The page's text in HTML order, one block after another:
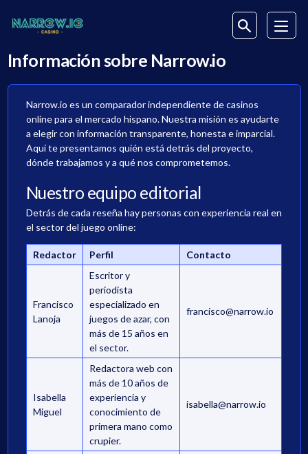
Información sobre Narrow.io
Narrow.io es un comparador independiente de casinos
online para el mercado hispano. Nuestra misión es ayudarte
a elegir con información transparente, honesta e imparcial.
Aquí te presentamos quién está detrás del proyecto,
dónde trabajamos y a qué nos comprometemos.
Nuestro equipo editorial
Detrás de cada reseña hay personas con experiencia real en
el sector del juego online:
Redactor Perfil Contacto
Francisco
Lanoja
Escritor y
periodista
especializado en
juegos de azar, con
más de 15 años en
el sector.
francisco@narrow.io
Isabella
Miguel
Redactora web con
más de 10 años de
experiencia y
conocimiento de
primera mano como
crupier.
isabella@narrow.io